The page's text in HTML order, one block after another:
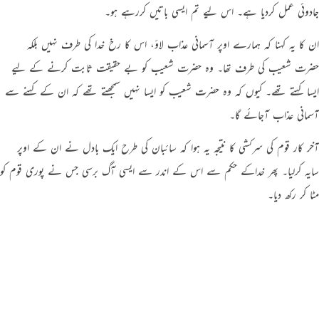
جادوئي عمل کردیا ہے۔ اس ليے تم ایسی باتیں کررہے ہو۔
ان کا یہ کہنا کہ ہمارے اوپر آسمانی عذاب لاؤ، اس کا رخ خدا کی طرف نہیں بلکہ
حضرت شعیب کی طرف تھا۔ وہ حضرت شعیب کو بے حقیقت ثابت کرنے کے ليے
ایسا کہتے تھے۔ کیوں کہ وہ حضرت شعیب کو ایسا نہیں سمجھتے تھے کہ ان کے کہنے سے
آسمانی عذاب آجائے گا۔
آخر کار قوم کی سرکشی کا نتیجہ یہ ہوا کہ سائبان کی طرح ایک بادل نے ان کے اوپر
سایہ کرلیا۔ پھر خداکے حکم سے اس کے اندر سے ایسی آگ برسی جس نے پوری قوم کو
مٹا کر رکھ دیا۔